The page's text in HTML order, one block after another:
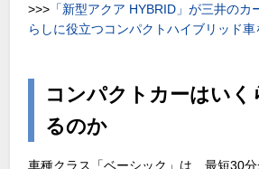
>>> 「新型アクア HYBRID」が三井のカ
らしに役立つコンパクトハイブリッド車
コンパクトカーはい
るのか
車種クラス「ベーシック」は、最短30